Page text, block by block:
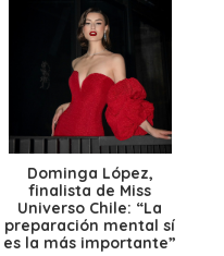
Dominga López,
finalista de Miss
Universo Chile: “La
preparación mental sí
es la más importante”